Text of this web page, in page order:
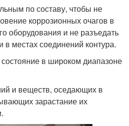
по составу, чтобы не
коррозионных очагов в
оборудования и не разъедать
местах соединений контура.
в широком диапазоне
и веществ, оседающих в
зарастание их